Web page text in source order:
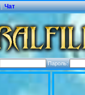
| Чат
Пароль: